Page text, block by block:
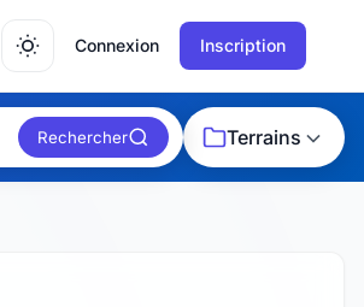
Connexion Inscription
Rechercher Terrains